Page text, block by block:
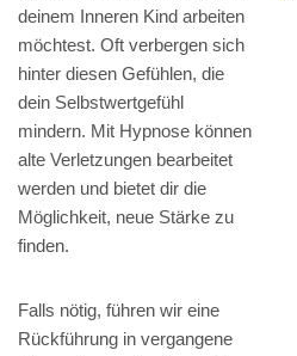
deinem Inneren Kind arbeiten
möchtest. Oft verbergen sich
hinter diesen Gefühlen, die
dein Selbstwertgefühl
mindern. Mit Hypnose können
alte Verletzungen bearbeitet
werden und bietet dir die
Möglichkeit, neue Stärke zu
finden.
Falls nötig, führen wir eine
Rückführung in vergangene